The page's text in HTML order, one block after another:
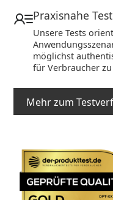
Praxisnahe
Unsere Tests
möglichst
für Verbraucher
Mehr zum